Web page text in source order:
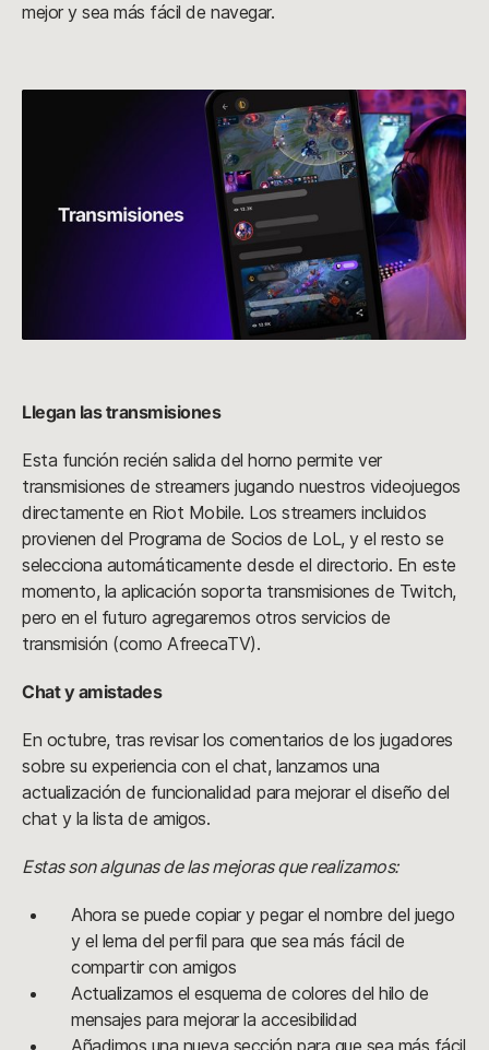
mejor y sea más fácil de navegar.
Llegan las transmisiones
Esta función recién salida del horno permite ver
transmisiones de streamers jugando nuestros videojuegos
directamente en Riot Mobile. Los streamers incluidos
provienen del Programa de Socios de LoL, y el resto se
selecciona automáticamente desde el directorio. En este
momento, la aplicación soporta transmisiones de Twitch,
pero en el futuro agregaremos otros servicios de
transmisión (como AfreecaTV).
Chat y amistades
En octubre, tras revisar los comentarios de los jugadores
sobre su experiencia con el chat, lanzamos una
actualización de funcionalidad para mejorar el diseño del
chat y la lista de amigos.
Estas son algunas de las mejoras que realizamos:
Ahora se puede copiar y pegar el nombre del juego
y el lema del perfil para que sea más fácil de
compartir con amigos
Actualizamos el esquema de colores del hilo de
mensajes para mejorar la accesibilidad